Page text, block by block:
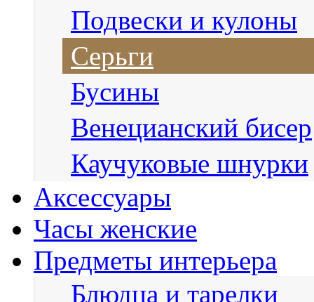
Подвески и кулоны
Серьги
Бусины
Венецианский бисер
Каучуковые шнурки
Аксессуары
Часы женские
Предметы интерьера
Блюдца и тарелки